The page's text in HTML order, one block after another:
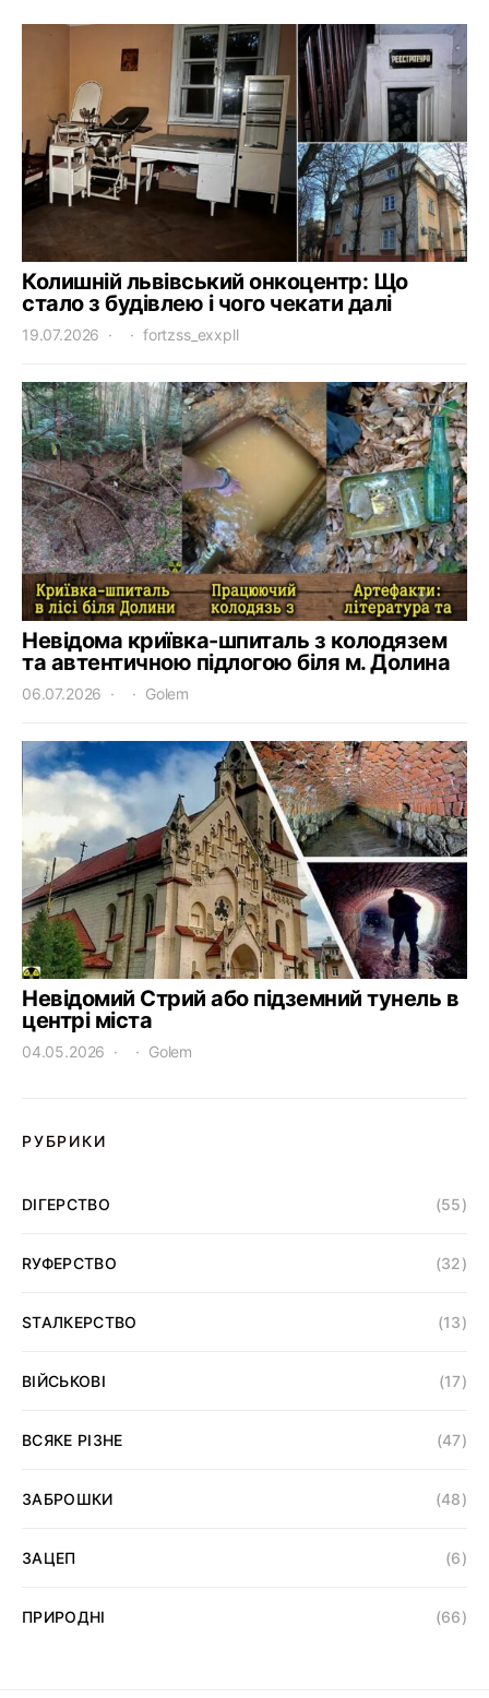
Колишній львівський онкоцентр: Що
стало з будівлею і чого чекати далі
19.07.2026 fortzss_exxpll
Невідома криївка-шпиталь з колодязем
та автентичною підлогою біля м. Долина
06.07.2026 Golem
Невідомий Стрий або підземний тунель в
центрі міста
04.05.2026 Golem
РУБРИКИ
DІГЕРСТВО (55)
RУФЕРСТВО (32)
SТАЛКЕРСТВО (13)
ВІЙСЬКОВІ (17)
ВСЯКЕ РІЗНЕ (47)
ЗАБРОШКИ (48)
ЗАЦЕП (6)
ПРИРОДНІ (66)